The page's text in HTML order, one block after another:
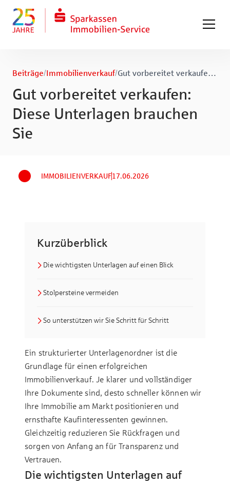
Zum Fuß springen
Beiträge/Immobilienverkauf/ Gut vorbereitet verkaufen: Diese Unterlagen brauchen Sie
Gut vorbereitet verkaufen:
Diese Unterlagen brauchen
Sie
IMMOBILIENVERKAUF17.06.2026
Ein strukturierter Unterlagenordner ist die
Grundlage für einen erfolgreichen
Immobilienverkauf. Je klarer und vollständiger
Ihre Dokumente sind, desto schneller können wir
Ihre Immobilie am Markt positionieren und
ernsthafte Kaufinteressenten gewinnen.
Gleichzeitig reduzieren Sie Rückfragen und
sorgen von Anfang an für Transparenz und
Vertrauen.
Die wichtigsten Unterlagen auf
Kurzüberblick
Die wichtigsten Unterlagen auf einen Blick
Stolpersteine vermeiden
So unterstützen wir Sie Schritt für Schritt